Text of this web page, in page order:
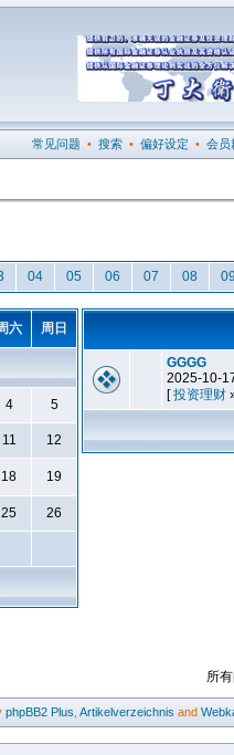
常见问题 • 搜索 • 偏好设定 • 会员
04 05 06 07 08
六 周日
4 5
11 12
18 19
25 26
GGGG
2025-10-
[投资理财
所
phpBB2 Plus Artikelverzeichnis and